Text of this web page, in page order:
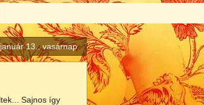
13., vasárnap
Sajnos így